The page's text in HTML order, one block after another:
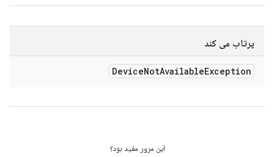
پرتاب می کند
DeviceNotAvailableException
این مرور مفید بود؟